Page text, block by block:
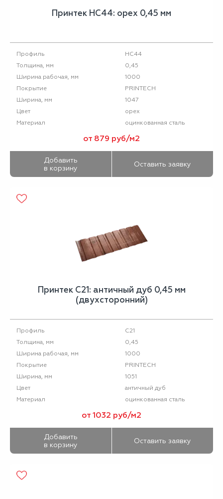
Принтек НС44: орех 0,45 мм
Профиль
НС44
Толщина, мм
0,45
Ширина рабочая, мм
1000
Покрытие
PRINTECH
Ширина, мм
1047
Цвет
орех
Материал
оцинкованная сталь
от 879 руб/м2
Добавить
в корзину
Оставить заявку
Принтек С21: античный дуб 0,45 мм
(двухсторонний)
Профиль
С21
Толщина, мм
0,45
Ширина рабочая, мм
1000
Покрытие
PRINTECH
Ширина, мм
1051
Цвет
античный дуб
Материал
оцинкованная сталь
от 1032 руб/м2
Добавить
в корзину
Оставить заявку